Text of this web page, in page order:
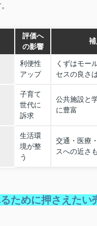
評価へ
の影響
利便性
アップ
くずはモー
セスの良さ
子育て
世代に
訴求
公共施設と
に豊富
生活環
境が整
う
交通・医療
スへの近さ
ために押さえたい